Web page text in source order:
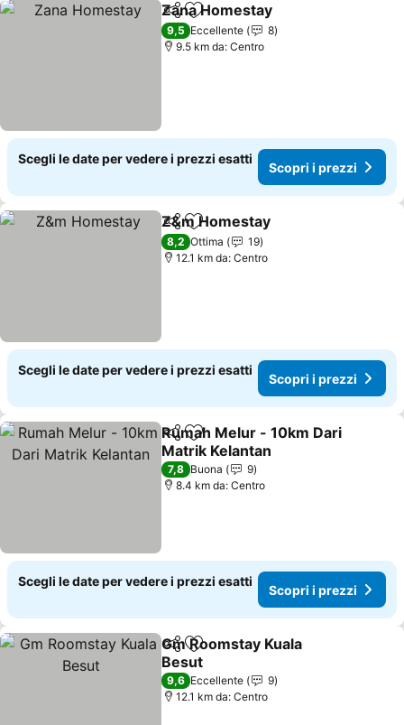
CondividiAggiungi ai preferiti
Zana Homestay
9,5 Eccellente
8
9.5 km da: Centro
Scegli le date per vedere i prezzi esatti
Scopri i prezzi
CondividiAggiungi ai preferiti
Z&m Homestay
8,2 Ottima
19
12.1 km da: Centro
Scegli le date per vedere i prezzi esatti
Scopri i prezzi
CondividiAggiungi ai preferiti
Rumah Melur - 10km Dari
Matrik Kelantan
Scopri i prezzi
7,8 Buona
9
8.4 km da: Centro
Scegli le date per vedere i prezzi esatti
Scopri i prezzi
CondividiAggiungi ai preferiti
Gm Roomstay Kuala
Besut
Scopri i prezzi
9,6 Eccellente
9
12.1 km da: Centro